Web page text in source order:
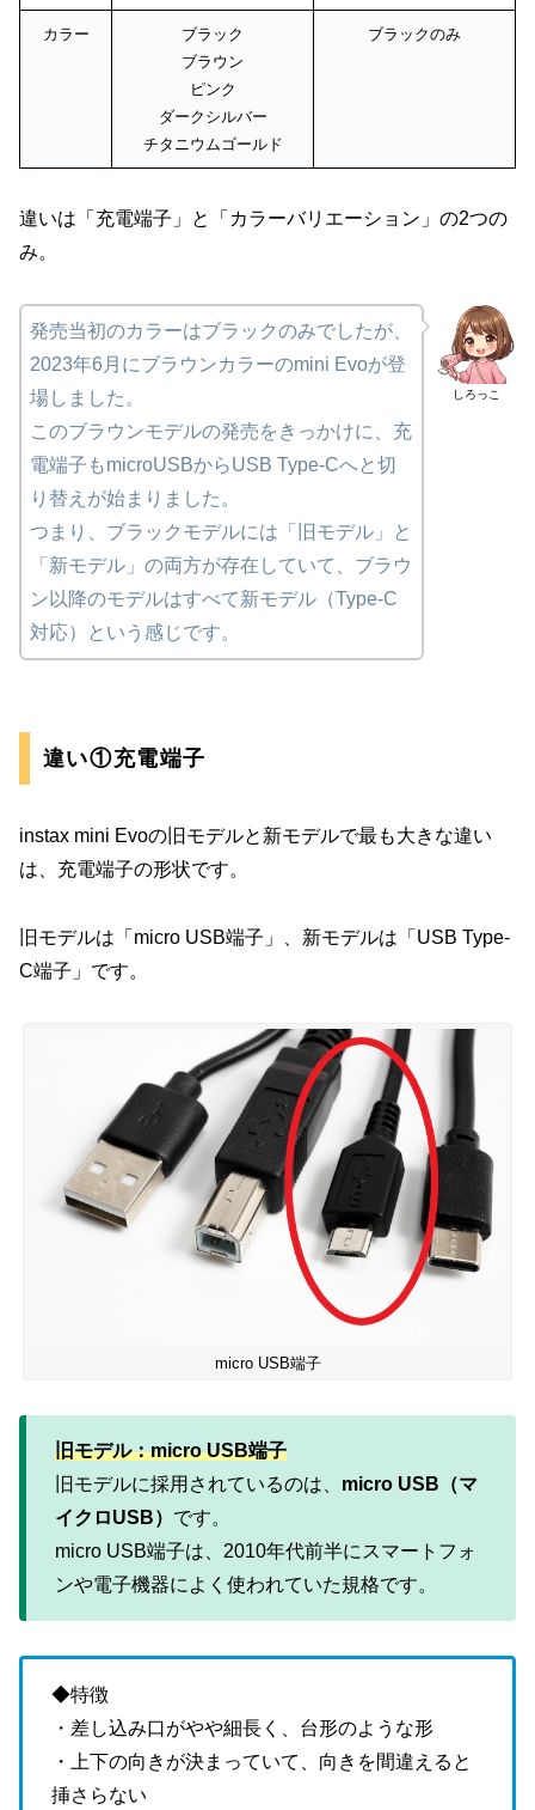
カラー
ブラック
ブラウン
ピンク
ダークシルバー
チタニウムゴールド
ブラックのみ
違いは「充電端子」と「カラーバリエーション」の2つの
み。
しろっこ
発売当初のカラーはブラックのみでしたが、
2023年6月にブラウンカラーのmini Evoが登
場しました。
このブラウンモデルの発売をきっかけに、充
電端子もmicroUSBからUSB Type-Cへと切
り替えが始まりました。
つまり、ブラックモデルには「旧モデル」と
「新モデル」の両方が存在していて、ブラウ
ン以降のモデルはすべて新モデル（Type-C
対応）という感じです。
違い①充電端子
instax mini Evoの旧モデルと新モデルで最も大きな違い
は、充電端子の形状です。
旧モデルは「micro USB端子」、新モデルは「USB Type-
C端子」です。
micro USB端子
旧モデル：micro USB端子
旧モデルに採用されているのは、 micro USB（マ
イクロUSB） です。
micro USB端子は、2010年代前半にスマートフォ
ンや電子機器によく使われていた規格です。
◆特徴
・差し込み口がやや細長く、台形のような形
・上下の向きが決まっていて、向きを間違えると
挿さらない